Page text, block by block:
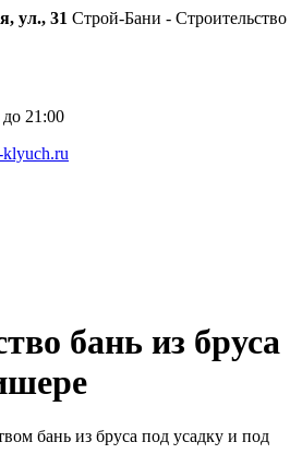
ул., 31 Строй-Бани - Строительство
21:00
klyuch.ru
бань из бруса
бань из бруса под усадку и под